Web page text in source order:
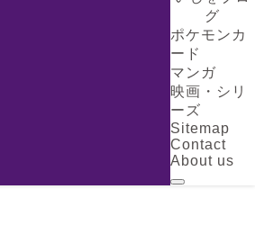
グ
ポケモンカ
ード
マンガ
映画・シリ
ーズ
Sitemap
Contact
About us